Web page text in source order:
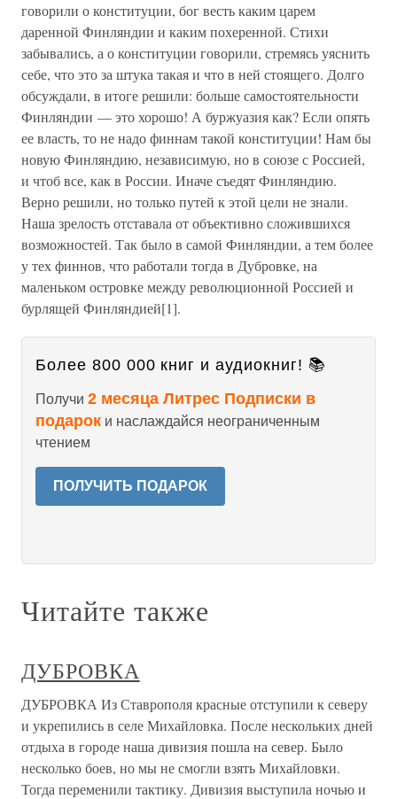
говорили о конституции, бог весть каким царем
даренной Финляндии и каким похеренной. Стихи
забывались, а о конституции говорили, стремясь уяснить
себе, что это за штука такая и что в ней стоящего. Долго
обсуждали, в итоге решили: больше самостоятельности
Финляндии — это хорошо! А буржуазия как? Если опять
ее власть, то не надо финнам такой конституции! Нам бы
новую Финляндию, независимую, но в союзе с Россией,
и чтоб все, как в России. Иначе съедят Финляндию.
Верно решили, но только путей к этой цели не знали.
Наша зрелость отставала от объективно сложившихся
возможностей. Так было в самой Финляндии, а тем более
у тех финнов, что работали тогда в Дубровке, на
маленьком островке между революционной Россией и
бурлящей Финляндией[1].
Более 800 000 книг и аудиокниг! 📚
Получи 2 месяца Литрес Подписки в
подарок и наслаждайся неограниченным
чтением
ПОЛУЧИТЬ ПОДАРОК
Читайте также
ДУБРОВКА
ДУБРОВКА Из Ставрополя красные отступили к северу
и укрепились в селе Михайловка. После нескольких дней
отдыха в городе наша дивизия пошла на север. Было
несколько боев, но мы не смогли взять Михайловки.
Тогда переменили тактику. Дивизия выступила ночью и